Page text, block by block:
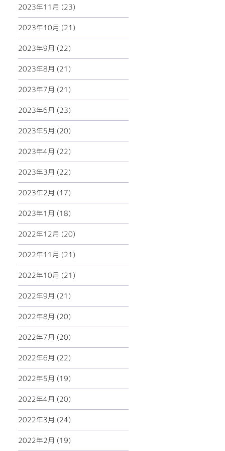
2023年11月 (23)
2023年10月 (21)
2023年9月 (22)
2023年8月 (21)
2023年7月 (21)
2023年6月 (23)
2023年5月 (20)
2023年4月 (22)
2023年3月 (22)
2023年2月 (17)
2023年1月 (18)
2022年12月 (20)
2022年11月 (21)
2022年10月 (21)
2022年9月 (21)
2022年8月 (20)
2022年7月 (20)
2022年6月 (22)
2022年5月 (19)
2022年4月 (20)
2022年3月 (24)
2022年2月 (19)